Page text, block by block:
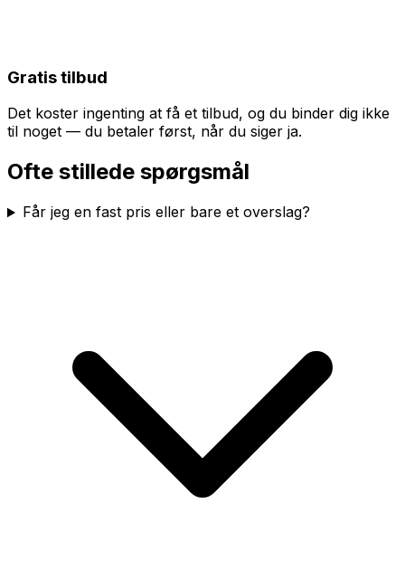
Gratis tilbud
Det koster ingenting at få et tilbud, og du binder dig ikke
til noget — du betaler først, når du siger ja.
Ofte stillede spørgsmål
Får jeg en fast pris eller bare et overslag?